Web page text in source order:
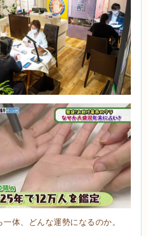
体、どんな運勢になるのか。